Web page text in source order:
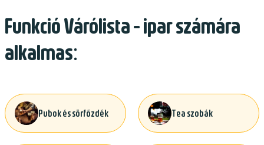
Funkció Várólista - ipar számára
alkalmas:
Pubok és sörfőzdék Tea szobák